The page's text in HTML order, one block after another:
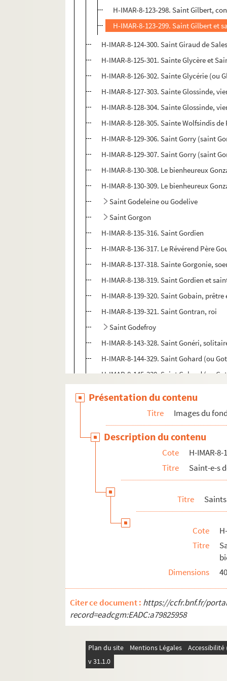
H-IMAR-8-123-298. Saint Gilbert,
H-IMAR-8-123-299. Saint Gilbert et
H-IMAR-8-124-300. Saint Giraud de
H-IMAR-8-125-301. Sainte Glycère et
H-IMAR-8-126-302. Sainte Glycérie
H-IMAR-8-127-303. Sainte Glossinde,
H-IMAR-8-128-304. Sainte Glossinde,
H-IMAR-8-128-305. Sainte Wolfsindis de
H-IMAR-8-129-306. Saint Gorry (saint
H-IMAR-8-129-307. Saint Gorry (saint
H-IMAR-8-130-308. Le bienheureux
H-IMAR-8-130-309. Le bienheureux
Saint Godeleine ou Godelive
Saint Gorgon
H-IMAR-8-135-316. Saint Gordien
H-IMAR-8-136-317. Le Révérend Père
H-IMAR-8-137-318. Sainte Gorgonie,
H-IMAR-8-138-319. Saint Gordien et
H-IMAR-8-139-320. Saint Gobain,
H-IMAR-8-139-321. Saint Gontran, roi
Saint Godefroy
H-IMAR-8-143-328. Saint Gonéri,
H-IMAR-8-144-329. Saint Gohard (ou
H-IMAR-8-145-330. Saint Gohard (ou
H-IMAR-8-146-334. Saint Goar, ermite
H-IMAR-8-146-335. Saint Goau
H-IMAR-8-146-336. Saint Goar
H-IMAR-8-147-338. Saint Goar
H-IMAR-8-148-340. Saint Gothard,
H-IMAR-8-148-341. Saint Goar
H-IMAR-8-168-390. Saint Gommaire de
H-IMAR-8-169-391. Saint Cuthbert
H-IMAR-8-169-392. Saint Guibert, ermite
H-IMAR-8-169-393. Saint Gilbert,
Présentation du contenu
Titre Images du
Description du contenu
Cote
H-IMAR-8-
Titre
Saint-e-s
Titre
Cote
Titre
Dimensions
Citer ce document : https://ccfr.bnf.fr/
record=eadcgm:EADC:a79825958
Plan du site Mentions Légales
v 31.1.0